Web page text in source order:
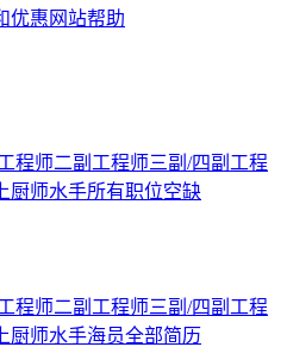
优惠 网站帮助
程师二副工程师三副/四副工程
厨师水手所有职位空缺
程师二副工程师三副/四副工程
厨师水手海员全部简历